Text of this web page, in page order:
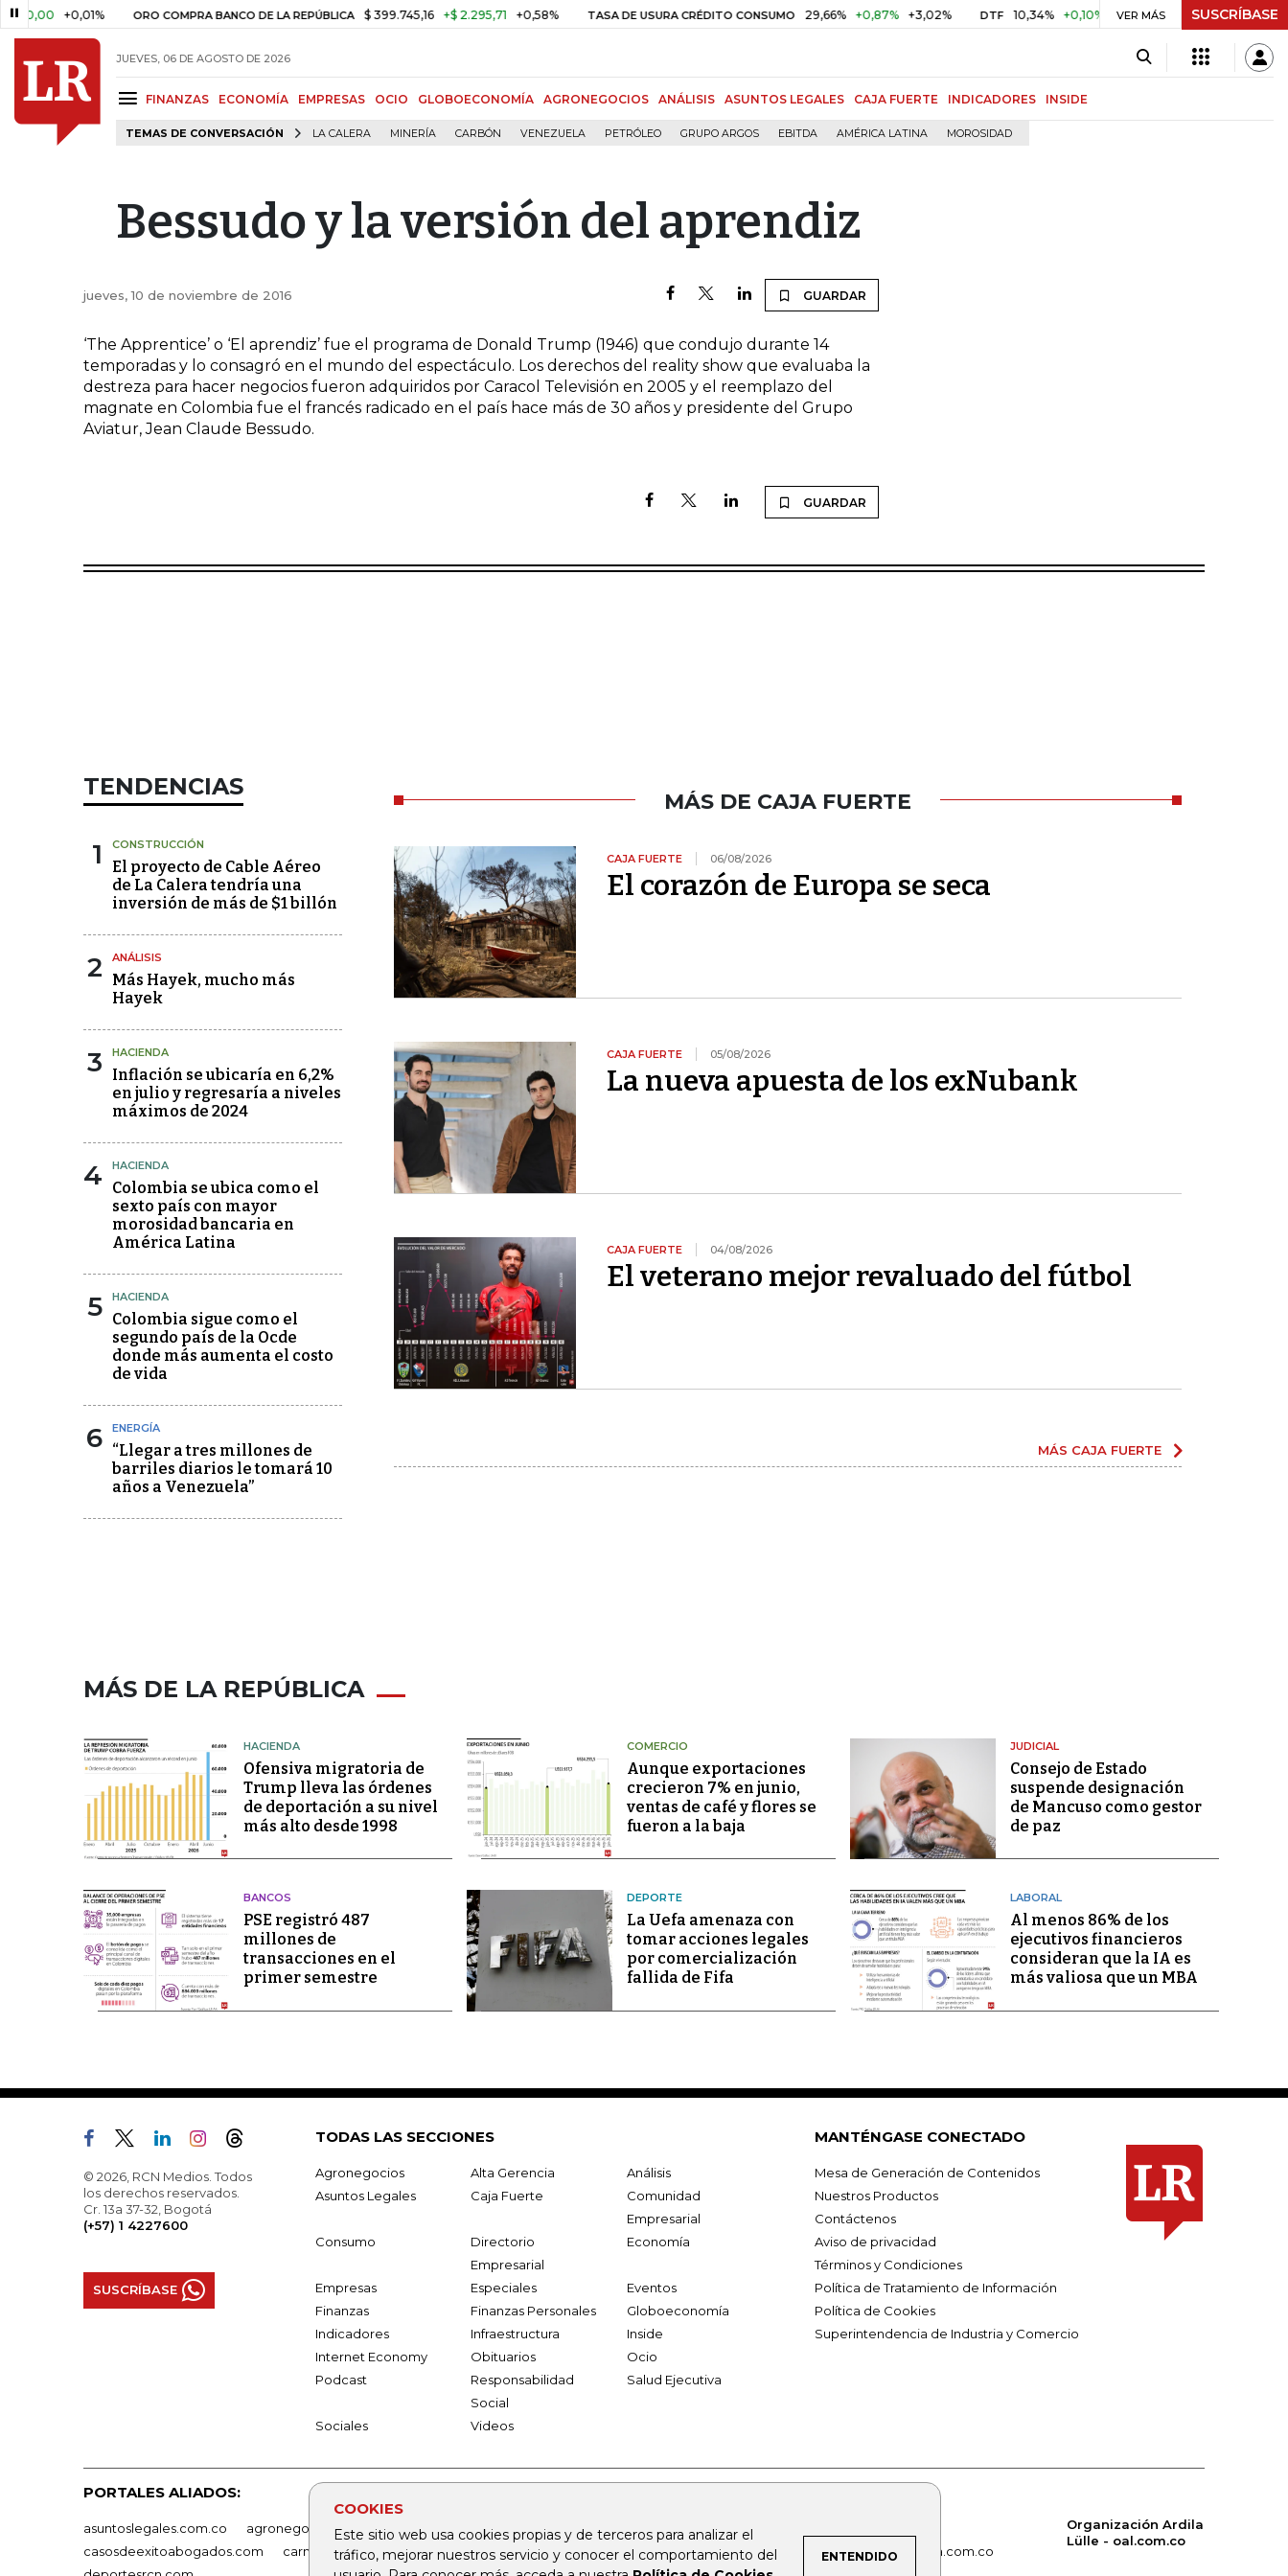
+0,01% ORO COMPRA BANCO DE LA REPÚBLICA $ 399.745,16 +$ 2.295,71 +0,58% TASA DE USURA CRÉDITO CONSUMO 29,66% +0,87% +3,02% DTF 10,34% +0,10% +0,98% UVR $ 416,86 +$ 0,05
VER MÁS SUSCRÍBASE
JUEVES, 06 DE AGOSTO DE 2026
FINANZAS ECONOMÍA EMPRESAS OCIO GLOBOECONOMÍA AGRONEGOCIOS ANÁLISIS ASUNTOS LEGALES CAJA FUERTE INDICADORES INSIDE
TEMAS DE CONVERSACIÓN LA CALERA MINERÍA CARBÓN VENEZUELA PETRÓLEO GRUPO ARGOS EBITDA AMÉRICA LATINA MOROSIDAD
COOKIES
Este sitio web usa cookies propias y de terceros para analizar el
tráfico, mejorar nuestros servicio y conocer el comportamiento del
ENTENDIDO
Bessudo y la versión del aprendiz
jueves, 10 de noviembre de 2016 GUARDAR
‘The Apprentice’ o ‘El aprendiz’ fue el programa de Donald Trump (1946) que condujo durante 14
temporadas y lo consagró en el mundo del espectáculo. Los derechos del reality show que evaluaba la
destreza para hacer negocios fueron adquiridos por Caracol Televisión en 2005 y el reemplazo del
magnate en Colombia fue el francés radicado en el país hace más de 30 años y presidente del Grupo
Aviatur, Jean Claude Bessudo.
GUARDAR
TENDENCIAS
1 CONSTRUCCIÓN
El proyecto de Cable Aéreo
de La Calera tendría una
inversión de más de $1 billón
2 ANÁLISIS
Más Hayek, mucho más
Hayek
3 HACIENDA
Inflación se ubicaría en 6,2%
en julio y regresaría a niveles
máximos de 2024
4 HACIENDA
Colombia se ubica como el
sexto país con mayor
morosidad bancaria en
América Latina
5 HACIENDA
Colombia sigue como el
segundo país de la Ocde
donde más aumenta el costo
de vida
6 ENERGÍA
“Llegar a tres millones de
barriles diarios le tomará 10
años a Venezuela”
MÁS DE CAJA FUERTE
CAJA FUERTE 06/08/2026
El corazón de Europa se seca
CAJA FUERTE 05/08/2026
La nueva apuesta de los exNubank
CAJA FUERTE 04/08/2026
El veterano mejor revaluado del fútbol
MÁS CAJA FUERTE
MÁS DE LA REPÚBLICA
HACIENDA
Ofensiva migratoria de
Trump lleva las órdenes
de deportación a su nivel
más alto desde 1998
COMERCIO
Aunque exportaciones
crecieron 7% en junio,
ventas de café y flores se
fueron a la baja
JUDICIAL
Consejo de Estado
suspende designación
de Mancuso como gestor
de paz
BANCOS
PSE registró 487
millones de
transacciones en el
primer semestre
DEPORTE
La Uefa amenaza con
tomar acciones legales
por comercialización
fallida de Fifa
LABORAL
Al menos 86% de los
ejecutivos financieros
consideran que la IA es
más valiosa que un MBA
© 2026, RCN Medios. Todos
los derechos reservados.
Cr. 13a 37-32, Bogotá
(+57) 1 4227600
SUSCRÍBASE
TODAS LAS SECCIONES
Agronegocios Alta Gerencia
Análisis
Asuntos Legales
Caja Fuerte
Comunidad
Empresarial
Consumo
Directorio
Empresarial
Economía
Empresas Especiales
Eventos
Finanzas
Finanzas Personales
Globoeconomía
Indicadores
Infraestructura
Inside
Internet Economy
Obituarios
Ocio
Podcast
Responsabilidad
Social
Salud Ejecutiva
Sociales Videos
MANTÉNGASE CONECTADO
Mesa de Generación de Contenidos
Nuestros Productos
Contáctenos
Aviso de privacidad
Términos y Condiciones
Política de Tratamiento de Información
Política de Cookies
Superintendencia de Industria y Comercio
PORTALES ALIADOS:
asuntoslegales.com.co agronegocios.co empresas.larepublica.co firmasdeabogados.com
bolsaencolombia.com
casosdeexitoabogados.com
carnavalindustriacultural.com canalrcn.com rcnradio.com noticiasrcn.com lafm.com.co
alerta.com.co
Organización Ardila
Lülle - oal.com.co